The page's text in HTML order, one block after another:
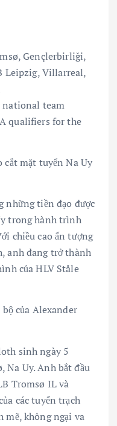
Gençlerbirliği,
Leipzig, Villarreal,
national team
qualifiers for the
cắt mặt tuyển Na Uy
những tiền đạo được
trong hành trình
chiều cao ấn tượng
anh đang trở thành
của HLV Ståle
của Alexander
sinh ngày 5
Na Uy. Anh bắt đầu
Tromsø IL và
các tuyển trạch
mẽ, không ngại va